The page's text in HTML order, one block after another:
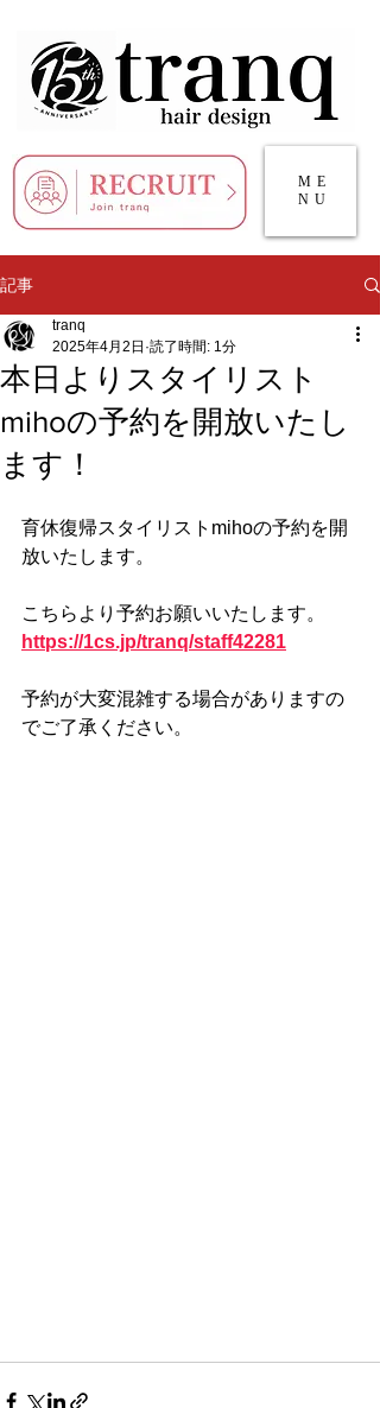
ME
NU
記事
本日よりスタイリスト
mihoの予約を開放いたし
ます！
tranq
2025年4月2日 読了時間: 1分
育休復帰スタイリストmihoの予約を開
放いたします。
こちらより予約お願いいたします。
https://1cs.jp/tranq/staff42281
予約が大変混雑する場合がありますの
でご了承ください。